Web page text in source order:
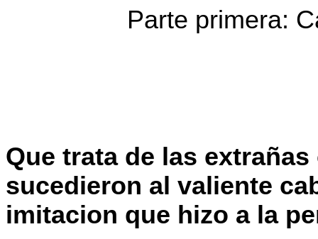
Parte primera:
Que trata de las
sucedieron al valiente
imitacion que hizo a la